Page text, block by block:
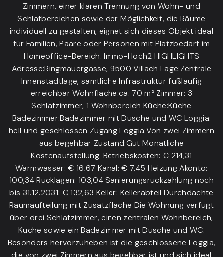
Zimmern, einer klaren Trennung von Wohn- und
Schlafbereichen sowie der Möglichkeit, die Räume
individuell zu gestalten, eignet sich dieses Objekt ideal
für Familien, Paare oder Personen mit Platzbedarf im
Homeoffice-Bereich. Immo-Hoch2 HIGHLIGHTS
Adresse:Ringmauergasse, 9500 Villach Lage:Zentrale
Innenstadtlage, sämtliche Infrastruktur fußläufig
erreichbar Wohnfläche:ca. 70 m² Zimmer: 3
Schlafzimmer, 1 Wohnbereich Küche:Küche
Badezimmer:Badezimmer mit Dusche und WC Loggia:
hell und geschlossen Zugang Loggia:Von zwei Zimmern
aus begehbar Zustand:Gut Monatliche
Kostenaufstellung: Betriebskosten: € 214,31
Warmwasser: € 16,67 Kanal: € 7,45 Heizung Akonto:
100,34 Rücklagen: 103,04 Sanierungsrückzahlung noch
bis 31.12.2031: € 132,63 Keller: Kellerabteil Durchdachte
Raumaufteilung mit Zusatzfläche Die Wohnung verfügt
über drei Schlafzimmer, einen zentralen Wohnbereich,
Küche sowie ein Badezimmer mit Dusche und WC.
Besonders hervorzuheben ist die geschlossene Loggia,
die von zwei Zimmern aus begehbar ist und sich ideal